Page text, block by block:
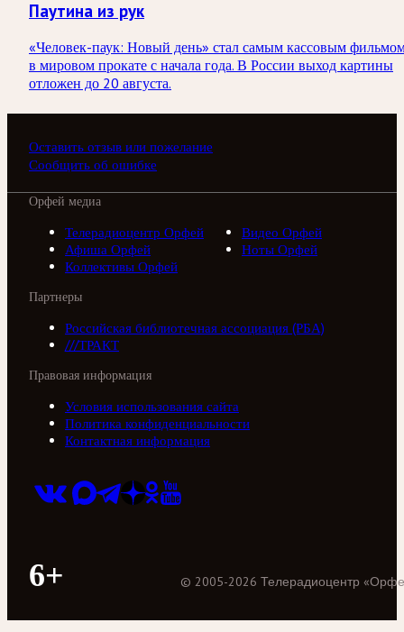
Паутина из рук
«Человек-паук: Новый день» стал самым кассовым
в мировом прокате с начала года. В России выход картины
отложен до 20 августа.
Оставить отзыв или пожелание
Сообщить об ошибке
Орфей медиа
Телерадиоцентр Орфей
Видео Орфей
Афиша Орфей
Ноты Орфей
Коллективы Орфей
Партнеры
Российская библиотечная ассоциация (РБА)
///ТРАКТ
Правовая информация
Условия использования сайта
Политика конфиденциальности
Контактная информация
6+ © 2005-2026 Телерадиоцентр